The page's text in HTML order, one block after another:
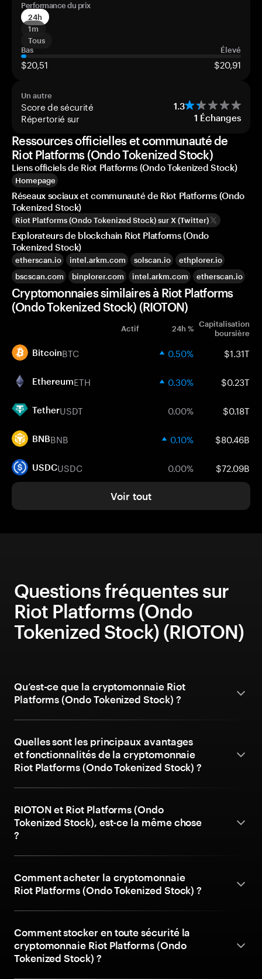
Performance du prix
24h
1m
Tous
Bas
Élevé
$20,51 $20,91
Un autre
Score de sécurité 1.3
Répertorié sur 1 Échanges
Ressources officielles et communauté de
Riot Platforms (Ondo Tokenized Stock)
Liens officiels de Riot Platforms (Ondo Tokenized Stock)
Homepage
Réseaux sociaux et communauté de Riot Platforms (Ondo
Tokenized Stock)
Riot Platforms (Ondo Tokenized Stock) sur X (Twitter)
Explorateurs de blockchain Riot Platforms (Ondo
Tokenized Stock)
etherscan.io intel.arkm.com solscan.io
ethplorer.io
bscscan.com
binplorer.com intel.arkm.com etherscan.io
Cryptomonnaies similaires à Riot Platforms
(Ondo Tokenized Stock) (RIOTON)
Actif 24h % Capitalisation
boursière
BitcoinBTC 0.50% $1.31T
EthereumETH 0.30% $0.23T
TetherUSDT 0.00% $0.18T
BNBBNB 0.10% $80.46B
USDCUSDC 0.00% $72.09B
Voir tout
Questions fréquentes sur
Riot Platforms (Ondo
Tokenized Stock) (RIOTON)
Qu’est-ce que la cryptomonnaie Riot
Platforms (Ondo Tokenized Stock) ?
Quelles sont les principaux avantages
et fonctionnalités de la cryptomonnaie
Riot Platforms (Ondo Tokenized Stock) ?
RIOTON et Riot Platforms (Ondo
Tokenized Stock), est-ce la même chose
?
Comment acheter la cryptomonnaie
Riot Platforms (Ondo Tokenized Stock) ?
Comment stocker en toute sécurité la
cryptomonnaie Riot Platforms (Ondo
Tokenized Stock) ?